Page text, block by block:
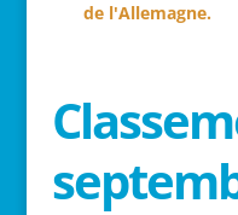
de l'Allemagne.